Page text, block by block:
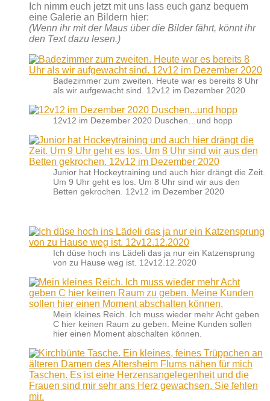
Ich nimm euch jetzt mit uns lass euch ganz bequem
eine Galerie an Bildern hier:
(Wenn ihr mit der Maus über die Bilder fährt, könnt ihr
den Text dazu lesen.)
Badezimmer zum zweiten. Heute war es bereits 8 Uhr
als wir aufgewacht sind. 12v12 im Dezember 2020
12v12 im Dezember 2020 Duschen…und hopp
Junior hat Hockeytraining und auch hier drängt die Zeit.
Um 9 Uhr geht es los. Um 8 Uhr sind wir aus den
Betten gekrochen. 12v12 im Dezember 2020
Ich düse hoch ins Lädeli das ja nur ein Katzensprung
von zu Hause weg ist. 12v12.12.2020
Mein kleines Reich. Ich muss wieder mehr Acht geben
C hier keinen Raum zu geben. Meine Kunden sollen
hier einen Moment abschalten können.